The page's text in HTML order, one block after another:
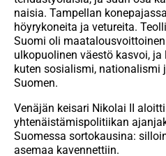
naisia. Tampellan
höyrykoneita ja vetureita.
Suomi oli
ulkopuolinen väestö kasvoi,
kuten sosialismi, nationalismi
Suomen.
Venäjän keisari Nikolai II
yhtenäistämispolitiikan
Suomessa sortokausina:
asemaa kavennettiin.